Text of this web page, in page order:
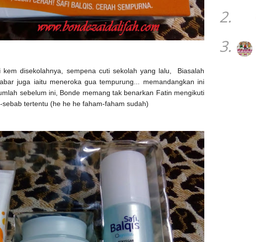
disekolahnya, sempena cuti sekolah yang lalu, Biasalah
juga iaitu meneroka gua tempurung... memandangkan ini
sebelum ini, Bonde memang tak benarkan Fatin mengikuti
tertentu (he he he faham-faham sudah)
2.
3.